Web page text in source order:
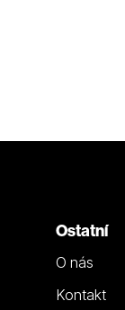
Ostatní
O nás
Kontakt